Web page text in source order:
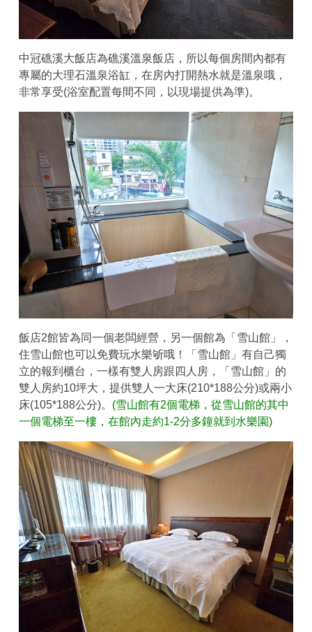
中冠礁溪大飯店為礁溪溫泉飯店，所以每個房間內都有
專屬的大理石溫泉浴缸，在房內打開熱水就是溫泉哦，
非常享受(浴室配置每間不同，以現場提供為準)。
飯店2館皆為同一個老闆經營，另一個館為「雪山館」，
住雪山館也可以免費玩水樂斪哦！「雪山館」有自己獨
立的報到櫃台，一樣有雙人房跟四人房，「雪山館」的
雙人房約10坪大，提供雙人一大床(210*188公分)或兩小
床(105*188公分)。 (雪山館有2個電梯，從雪山館的其中
一個電梯至一樓，在館內走約1-2分多鐘就到水樂園)